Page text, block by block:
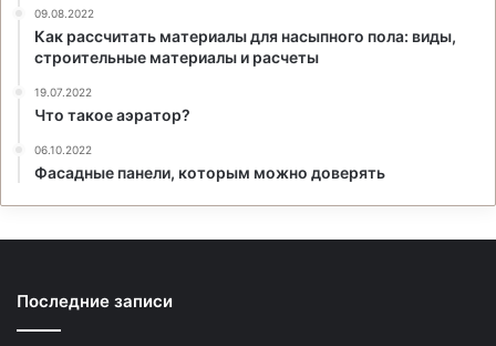
09.08.2022
Как рассчитать материалы для насыпного пола: виды,
строительные материалы и расчеты
19.07.2022
Что такое аэратор?
06.10.2022
Фасадные панели, которым можно доверять
Последние записи